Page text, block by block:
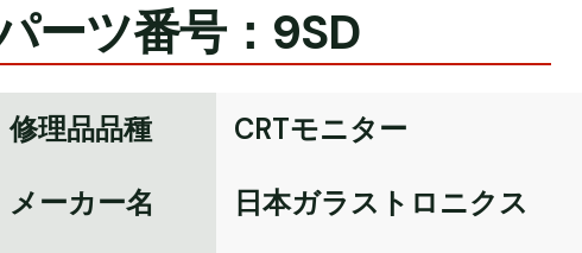
ーツ番号：9SD
修理品品種
CRTモニター
メーカー名
日本ガラストロニクス